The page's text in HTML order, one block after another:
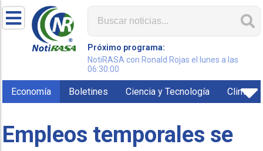
Próximo programa:
NotiRASA con Ronald Rojas el lunes a las
06:30:00
Economía Boletines Ciencia y Tecnología Clima
Empleos temporales se